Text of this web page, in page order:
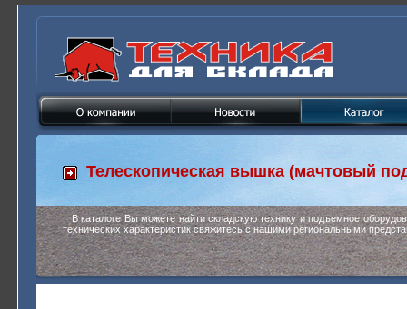
Телескопическая вышка (мачтовый
В каталоге Вы можете найти складскую технику и подъемное
технических характеристик свяжитесь с нашими региональными